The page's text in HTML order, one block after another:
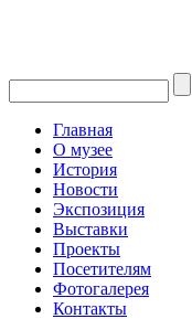
Главная
О музее
История
Новости
Экспозиция
Выставки
Проекты
Посетителям
Фотогалерея
Контакты